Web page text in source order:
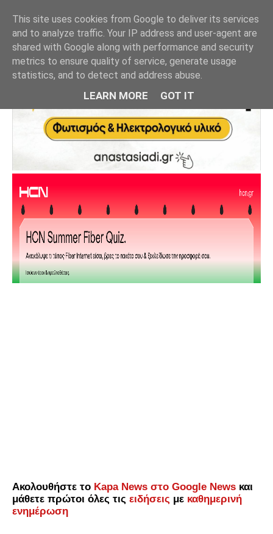
Ακολουθήστε το Kapa News στο Google News και
μάθετε πρώτοι όλες τις ειδήσεις με καθημερινή
ενημέρωση
This site uses cookies from Google to deliver its services
and to analyze traffic. Your IP address and user-agent are
shared with Google along with performance and security
metrics to ensure quality of service, generate usage
statistics, and to detect and address abuse.
LEARN MORE GOT IT